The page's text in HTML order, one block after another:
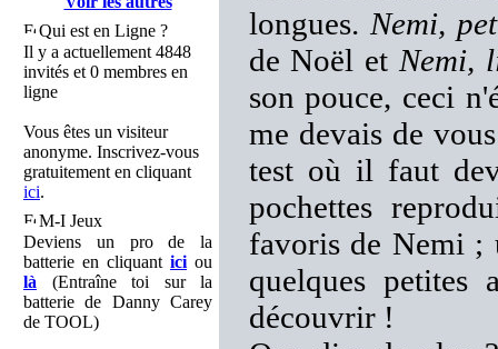
Qui est en Ligne ?
Il y a actuellement 4848
invités et 0 membres en
ligne
Vous êtes un visiteur
anonyme. Inscrivez-vous
gratuitement en cliquant
ici.
M-I Jeux
Deviens un pro de la
batterie en cliquant ici ou
là (Entraîne toi sur la
batterie de Danny Carey
de TOOL)
longues. Nemi,
de Noël et Nemi,
son pouce, ceci
me devais de
test où il faut
pochettes
favoris de Nemi ;
quelques petites
découvrir !